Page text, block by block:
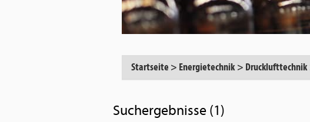
Startseite > Energietechnik > Drucklufttechnik
Suchergebnisse (1)